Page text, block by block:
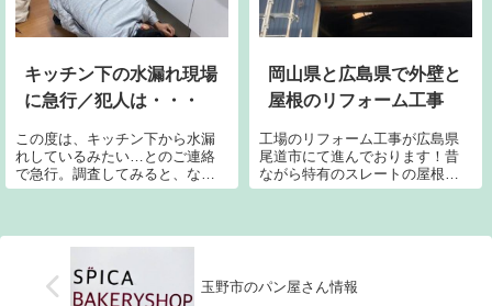
キッチン下の水漏れ現場
に急行／犯人は・・・
この度は、キッチン下から水漏
れしているみたい…とのご連絡
で急行。調査してみると、なっ
何と！？ネズミが配管をかじっ
専用部材も無事に交換できまし
いように対策もバッチリ。施主
様もひと安心。無事に解決とな
岡山県と広島県で外壁と
屋根のリフォーム工事
工場のリフォーム工事が広島県
尾道市にて進んでおります！昔
ながら特有のスレートの屋根に
外壁でしたがガルバニウム鋼板
壁は濃紺です。オシ...
玉野市のパン屋さん情報